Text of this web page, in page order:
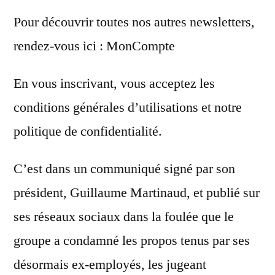
Pour découvrir toutes nos autres newsletters,
rendez-vous ici : MonCompte
En vous inscrivant, vous acceptez les
conditions générales d’utilisations et notre
politique de confidentialité.
C’est dans un communiqué signé par son
président, Guillaume Martinaud, et publié sur
ses réseaux sociaux dans la foulée que le
groupe a condamné les propos tenus par ses
désormais ex-employés, les jugeant